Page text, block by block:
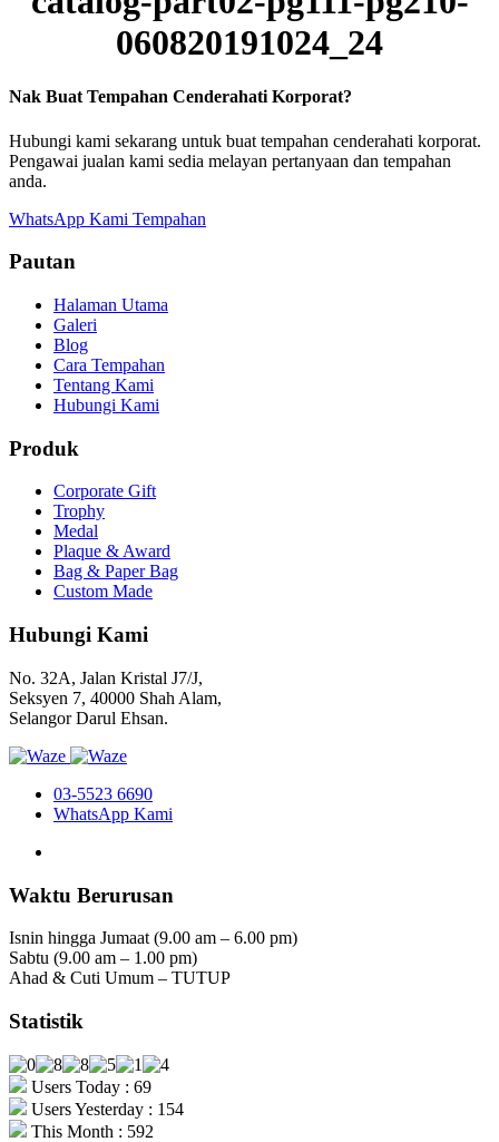
060820191024_24
Nak Buat Tempahan Cenderahati Korporat?
Hubungi kami sekarang untuk buat tempahan cenderahati korporat.
Pengawai jualan kami sedia melayan pertanyaan dan tempahan
anda.
WhatsApp Kami Tempahan
Pautan
Halaman Utama
Galeri
Blog
Cara Tempahan
Tentang Kami
Hubungi Kami
Produk
Corporate Gift
Trophy
Medal
Plaque & Award
Bag & Paper Bag
Custom Made
Hubungi Kami
No. 32A, Jalan Kristal J7/J,
Seksyen 7, 40000 Shah Alam,
Selangor Darul Ehsan.
03-5523 6690
WhatsApp Kami
Waktu Berurusan
Isnin hingga Jumaat (9.00 am – 6.00 pm)
Sabtu (9.00 am – 1.00 pm)
Ahad & Cuti Umum – TUTUP
Statistik
Users Today : 69
Users Yesterday : 154
This Month : 592